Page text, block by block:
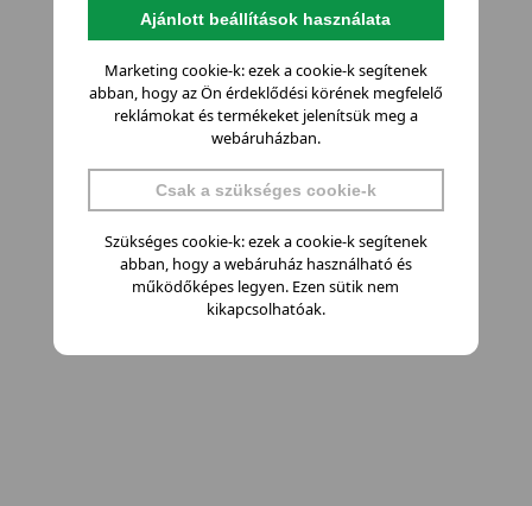
Ajánlott beállítások használata
Marketing cookie-k: ezek a cookie-k segítenek
abban, hogy az Ön érdeklődési körének megfelelő
reklámokat és termékeket jelenítsük meg a
webáruházban.
Csak a szükséges cookie-k
Szükséges cookie-k: ezek a cookie-k segítenek
abban, hogy a webáruház használható és
működőképes legyen. Ezen sütik nem
kikapcsolhatóak.